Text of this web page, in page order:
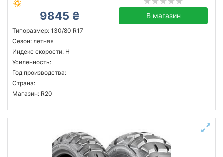
9845 ₴ В магазин
Типоразмер: 130/80 R17
Сезон: летняя
Индекс скорости: H
Усиленность:
Год производства:
Страна:
Магазин: R20